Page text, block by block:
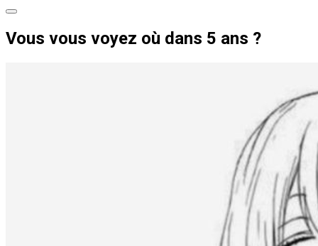
Vous vous voyez où dans 5 ans ?